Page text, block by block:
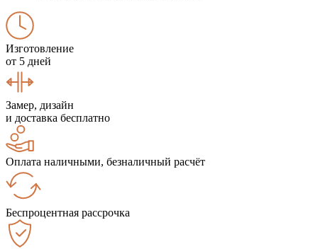
Изготовление
от 5 дней
Замер, дизайн
и доставка бесплатно
Оплата наличными, безналичный расчёт
Беспроцентная рассрочка